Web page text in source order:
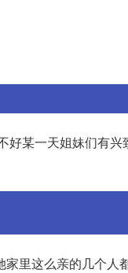
好某一天姐妹们有兴
里这么亲的几个人